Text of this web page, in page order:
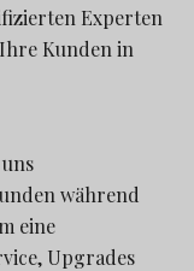
Experten
Kunden in
während
eine
Upgrades